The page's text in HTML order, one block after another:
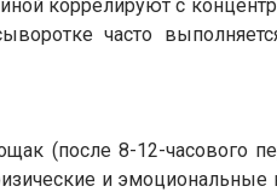
коррелируют с
часто
(после 8-12-часового
и эмоциональные